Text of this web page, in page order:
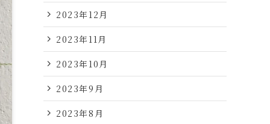
2023年12月
2023年11月
2023年10月
2023年9月
2023年8月